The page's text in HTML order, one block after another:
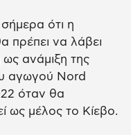
ότι η
πρέπει να λάβει
ανάμιξη της
αγωγού Nord
όταν θα
ως μέλος το Κίεβο.